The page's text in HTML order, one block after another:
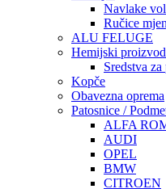
Navlake
Ručice
ALU FELUGE
Hemijski
Sredstva
Kopče
Obavezna oprema
Patosnice /
ALFA
AUDI
OPEL
BMW
CITROEN